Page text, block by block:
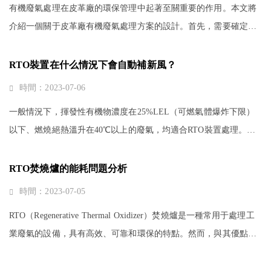
有機廢氣處理在皮革廠的環保管理中起著至關重要的作用。本文將
介紹一個關于皮革廠有機廢氣處理方案的設計。首先，需要確定皮
氣，如苯、甲苯、二甲苯等發性···
RTO裝置在什么情況下會自動補新風？
時間：2023-07-06
一般情況下，揮發性有機物濃度在25%LEL（可燃氣體爆炸下限）
以下、燃燒絕熱溫升在40℃以上的廢氣，均適合RTO裝置處理。
以提高其絕熱溫升至40℃以上的廢氣···
RTO焚燒爐的能耗問題分析
時間：2023-07-05
RTO（Regenerative Thermal Oxidizer）焚燒爐是一種常用于處理工
業廢氣的設備，具有高效、可靠和環保的特點。然而，與其優點相